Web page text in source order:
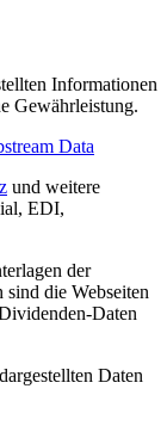
Informationen
Gewährleistung.
Data
und weitere
EDI,
der
die Webseiten
Daten
Daten